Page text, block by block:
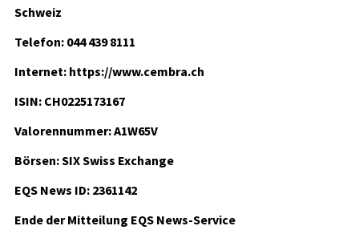
Schweiz
Telefon: 044 439 8111
Internet: https://www.cembra.ch
ISIN: CH0225173167
Valorennummer: A1W65V
Börsen: SIX Swiss Exchange
EQS News ID: 2361142
Ende der Mitteilung EQS News-Service